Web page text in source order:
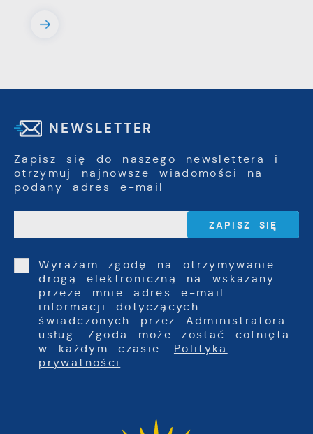
NEWSLETTER
Zapisz się do naszego newslettera i
otrzymuj najnowsze wiadomości na
podany adres e-mail
Wyrażam zgodę na otrzymywanie
drogą elektroniczną na wskazany
przeze mnie adres e-mail
informacji dotyczących
świadczonych przez Administratora
usług. Zgoda może zostać cofnięta
w każdym czasie. Polityka
prywatności